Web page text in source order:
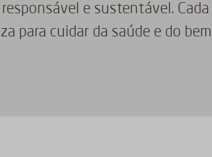
e sustentável. Cada
para cuidar da saúde e do